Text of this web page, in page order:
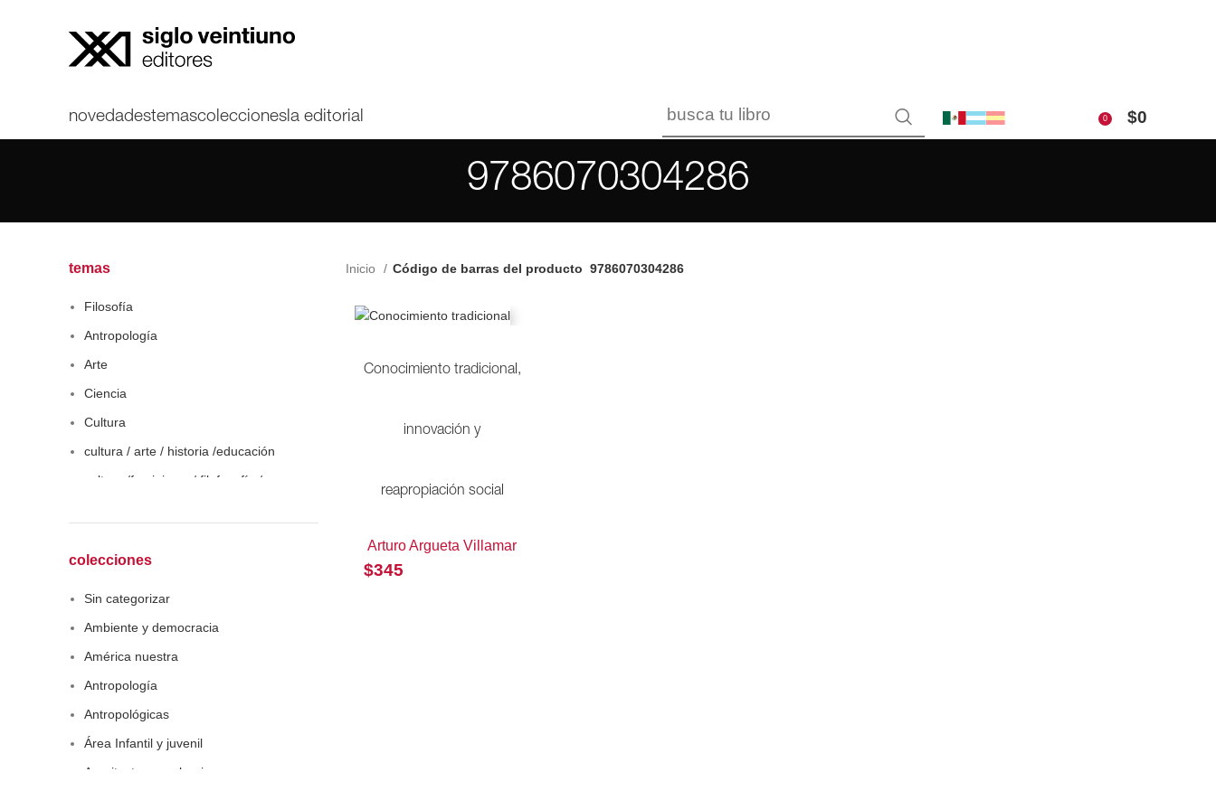
novedadestemascolecciones la editorial 0 $0
9786070304286
temas
Filosofía
Antropología
Arte
Ciencia
Cultura
cultura / arte / historia /educación
cultura /feminismo / filofosofía /
Economía
colecciones
Sin categorizar
Ambiente y democracia
América nuestra
Antropología
Antropológicas
Área Infantil y juvenil
Arquitectura y urbanismo
Inicio Código de barras del producto 9786070304286
Conocimiento tradicional,
innovación y
reapropiación social
Arturo Argueta Villamar
$345